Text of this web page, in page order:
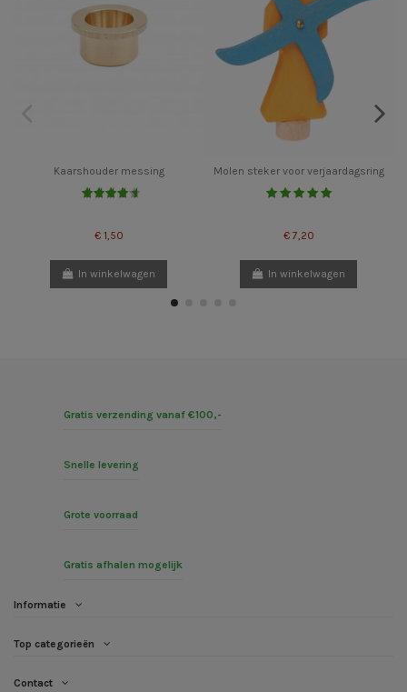
Kaarshouder messing
€ 1,50
In winkelwagen
Molen steker voor verjaardagsring
€ 7,20
In winkelwagen
Gratis verzending vanaf €100,-
Snelle levering
Grote voorraad
Gratis afhalen mogelijk
Informatie
Top categorieën
Contact